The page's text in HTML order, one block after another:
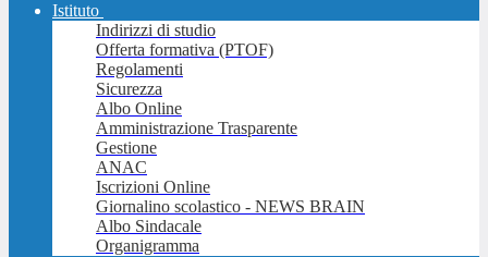
Istituto
Indirizzi di studio
Offerta formativa (PTOF)
Regolamenti
Sicurezza
Albo Online
Amministrazione Trasparente
Gestione
ANAC
Iscrizioni Online
Giornalino scolastico - NEWS BRAIN
Albo Sindacale
Organigramma